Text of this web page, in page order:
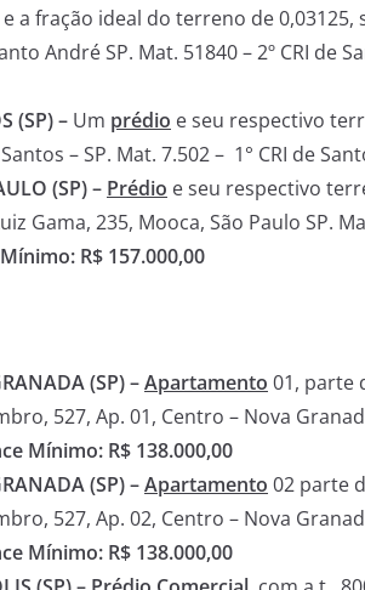
e a fração ideal do terreno de
André SP. Mat. 51840 – 2º CRI de
(SP) – Um prédio e seu respectivo
– SP. Mat. 7.502 – 1° CRI de
(SP) – Prédio e seu respectivo
Gama, 235, Mooca, São Paulo SP.
R$ 157.000,00
(SP) –Apartamento 01, parte
527, Ap. 01, Centro – Nova
Mínimo: R$ 138.000,00
(SP) –Apartamento 02 parte
527, Ap. 02, Centro – Nova
Mínimo: R$ 138.000,00